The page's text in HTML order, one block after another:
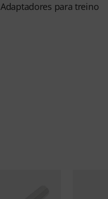
Adaptadores para treino